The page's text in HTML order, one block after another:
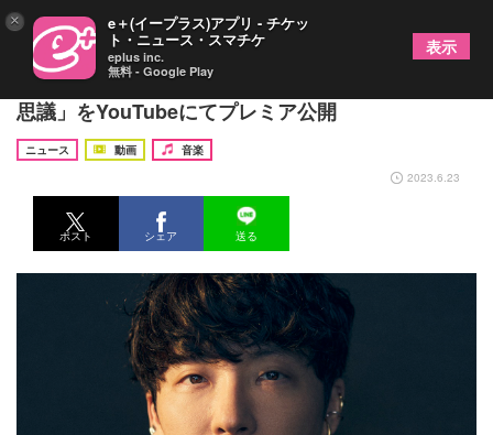
星野源、ソロデビュー13周年 最新ライブより「不
思議」をYouTubeにてプレミア公開
ニュース 動画
音楽
2023.6.23
ポスト シェア 送る
× e＋(イープラス)アプリ - チケッ
ト・ニュース・スマチケ
eplus inc.
無料 - Google Play
表示